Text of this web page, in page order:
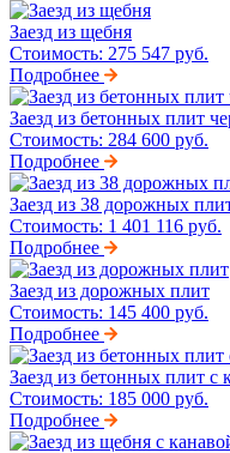
Заезд из щебня
Стоимость: 275 547 руб.
Подробнее
Заезд из бетонных плит
Стоимость: 284 600 руб.
Подробнее
Заезд из 38 дорожных
Стоимость: 1 401 116 руб.
Подробнее
Заезд из дорожных плит
Стоимость: 145 400 руб.
Подробнее
Заезд из бетонных плит с
Стоимость: 185 000 руб.
Подробнее